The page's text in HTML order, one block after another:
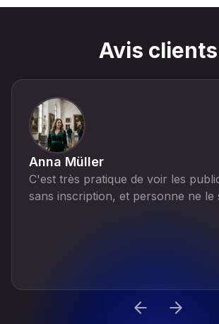
Avis clients
Anna Müller
C'est très pratique de voir les
sans inscription, et personne ne le